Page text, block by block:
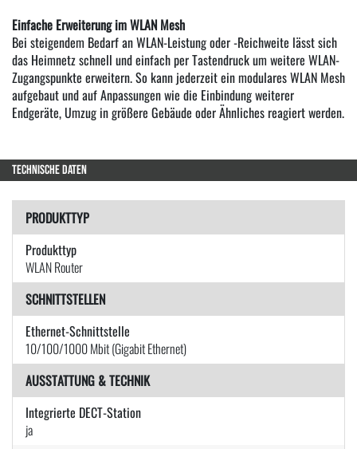
Einfache Erweiterung im WLAN Mesh
Bei steigendem Bedarf an WLAN-Leistung oder -Reichweite lässt sich
das Heimnetz schnell und einfach per Tastendruck um weitere WLAN-
Zugangspunkte erweitern. So kann jederzeit ein modulares WLAN Mesh
aufgebaut und auf Anpassungen wie die Einbindung weiterer
Endgeräte, Umzug in größere Gebäude oder Ähnliches reagiert werden.
TECHNISCHE DATEN
PRODUKTTYP
Produkttyp
WLAN Router
SCHNITTSTELLEN
Ethernet-Schnittstelle
10/100/1000 Mbit (Gigabit Ethernet)
AUSSTATTUNG & TECHNIK
Integrierte DECT-Station
ja